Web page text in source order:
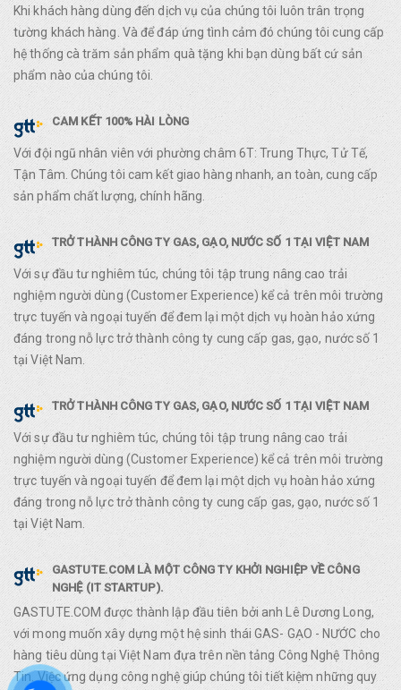
Khi khách hàng dùng đến dịch vụ của chúng tôi luôn trân trọng
tường khách hàng. Và để đáp ứng tình cảm đó chúng tôi cung cấp
hệ thống cà trăm sản phẩm quà tặng khi bạn dùng bất cứ sản
phẩm nào của chúng tôi.
CAM KẾT 100% HÀI LÒNG
Với đội ngũ nhân viên với phường châm 6T: Trung Thực, Tử Tế,
Tận Tâm. Chúng tôi cam kết giao hàng nhanh, an toàn, cung cấp
sản phẩm chất lượng, chính hãng.
TRỞ THÀNH CÔNG TY GAS, GẠO, NƯỚC SỐ 1 TẠI VIỆT NAM
Với sự đầu tư nghiêm túc, chúng tôi tập trung nâng cao trải
nghiệm người dùng (Customer Experience) kể cả trên môi trường
trực tuyến và ngoại tuyến để đem lại một dịch vụ hoàn hảo xứng
đáng trong nỗ lực trở thành công ty cung cấp gas, gạo, nước số 1
tại Việt Nam.
TRỞ THÀNH CÔNG TY GAS, GẠO, NƯỚC SỐ 1 TẠI VIỆT NAM
Với sự đầu tư nghiêm túc, chúng tôi tập trung nâng cao trải
nghiệm người dùng (Customer Experience) kể cả trên môi trường
trực tuyến và ngoại tuyến để đem lại một dịch vụ hoàn hảo xứng
đáng trong nỗ lực trở thành công ty cung cấp gas, gạo, nước số 1
tại Việt Nam.
GASTUTE.COM LÀ MỘT CÔNG TY KHỞI NGHIỆP VỀ CÔNG
NGHỆ (IT STARTUP).
GASTUTE.COM được thành lập đầu tiên bởi anh Lê Dương Long,
với mong muốn xây dựng một hệ sinh thái GAS- GẠO - NƯỚC cho
hàng tiêu dùng tại Việt Nam đựa trên nền tảng Công Nghệ Thông
Tin. Việc ứng dụng công nghệ giúp chúng tôi tiết kiệm những quy